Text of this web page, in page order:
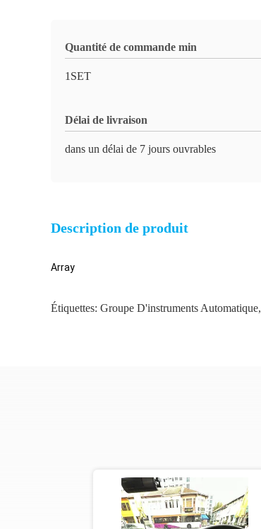
Quantité de commande min
1SET
Délai de livraison
dans un délai de 7 jours ouvrables
Description de produit
Array
Étiquettes: Groupe D'instruments Automatique,